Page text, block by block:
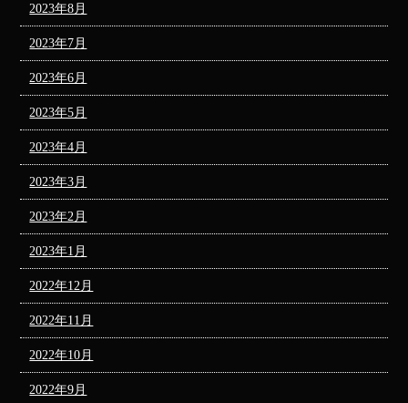
2023年8月
2023年7月
2023年6月
2023年5月
2023年4月
2023年3月
2023年2月
2023年1月
2022年12月
2022年11月
2022年10月
2022年9月